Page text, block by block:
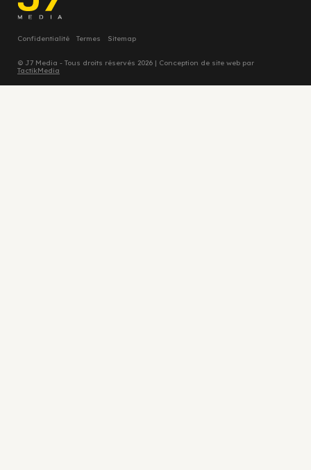
Confidentialité Termes Sitemap
© J7 Media - Tous droits réservés 2026 | Conception de site web par
TactikMedia